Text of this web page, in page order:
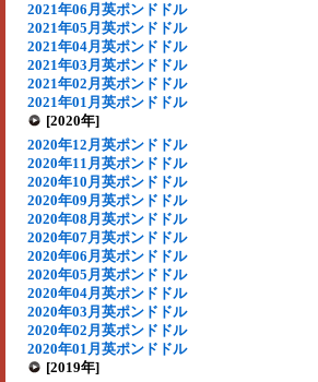
2021年06月英ポンドドル
2021年05月英ポンドドル
2021年04月英ポンドドル
2021年03月英ポンドドル
2021年02月英ポンドドル
2021年01月英ポンドドル
[2020年]
2020年12月英ポンドドル
2020年11月英ポンドドル
2020年10月英ポンドドル
2020年09月英ポンドドル
2020年08月英ポンドドル
2020年07月英ポンドドル
2020年06月英ポンドドル
2020年05月英ポンドドル
2020年04月英ポンドドル
2020年03月英ポンドドル
2020年02月英ポンドドル
2020年01月英ポンドドル
[2019年]